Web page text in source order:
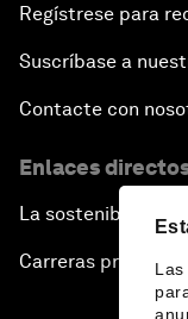
Regístrese para
Suscríbase a
Contacte con
Enlaces
La sostenibilidad
Carreras